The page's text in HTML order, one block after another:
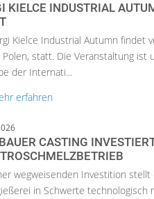
KIELCE INDUSTRIAL
Kielce Industrial Autumn findet
Polen, statt. Die Veranstaltung
der Internati...
erfahren
CASTING
wegweisenden Investition stellt
in Schwerte technologisch